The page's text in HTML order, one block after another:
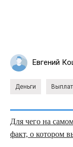
Евгений
Деньги
Для чего на
факт, о котором